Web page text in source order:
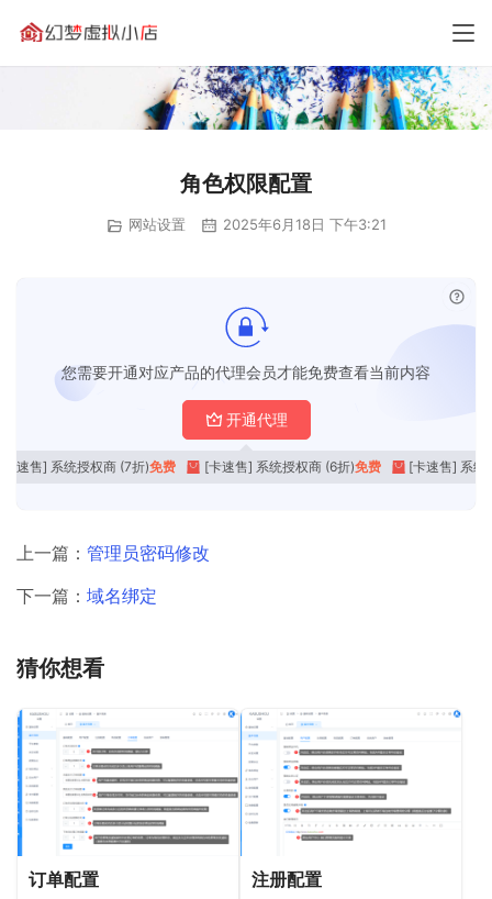
角色权限配置
网站设置 2025年6月18日 下午3:21
您需要开通对应产品的代理会员才能免费查看当前内容
开通代理
[卡速售] 系统授权商 (7折)免费 [卡速售] 系统授权商 (6折)免费 [卡速售] 系统
上一篇： 管理员密码修改
下一篇： 域名绑定
猜你想看
订单配置 注册配置